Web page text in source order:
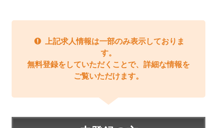
上記求人情報は一部のみ表示しておりま
す。
無料登録をしていただくことで、詳細な情報を
ご覧いただけます。